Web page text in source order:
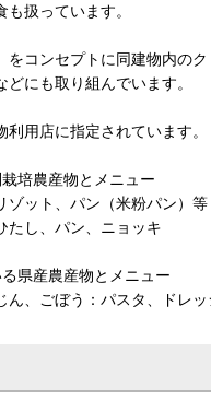
扱っています。
をコンセプトに同建物内の
どにも取り組んでいます。
用店に指定されています。
培農産物とメニュー
ット、パン（米粉パン）等
し、パン、ニョッキ
県産農産物とメニュー
、ごぼう：パスタ、ドレ